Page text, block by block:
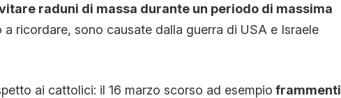
raduni di massa durante un periodo di massima
a ricordare, sono causate dalla guerra di USA e Israele
ai cattolici: il 16 marzo scorso ad esempio frammenti